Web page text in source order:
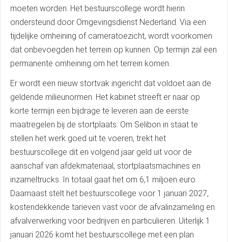
moeten worden. Het bestuurscollege wordt hierin
ondersteund door Omgevingsdienst Nederland. Via een
tijdelijke omheining of cameratoezicht, wordt voorkomen
dat onbevoegden het terrein op kunnen. Op termijn zal een
permanente omheining om het terrein komen.
Er wordt een nieuw stortvak ingericht dat voldoet aan de
geldende milieunormen. Het kabinet streeft er naar op
korte termijn een bijdrage te leveren aan de eerste
maatregelen bij de stortplaats. Om Selibon in staat te
stellen het werk goed uit te voeren, trekt het
bestuurscollege dit en volgend jaar geld uit voor de
aanschaf van afdekmateriaal, stortplaatsmachines en
inzameltrucks. In totaal gaat het om 6,1 miljoen euro.
Daarnaast stelt het bestuurscollege voor 1 januari 2027,
kostendekkende tarieven vast voor de afvalinzameling en
afvalverwerking voor bedrijven en particulieren. Uiterlijk 1
januari 2026 komt het bestuurscollege met een plan